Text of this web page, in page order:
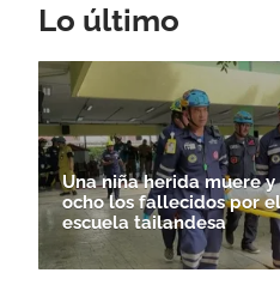
Lo último
Una niña herida muere
ocho los fallecidos por
escuela tailandesa